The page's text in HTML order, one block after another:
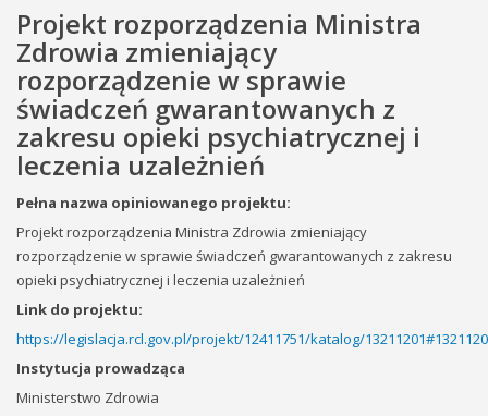
Projekt rozporządzenia Ministra
Zdrowia zmieniający
rozporządzenie w sprawie
świadczeń gwarantowanych z
zakresu opieki psychiatrycznej i
leczenia uzależnień
Pełna nazwa opiniowanego projektu:
Projekt rozporządzenia Ministra Zdrowia zmieniający
rozporządzenie w sprawie świadczeń gwarantowanych z zakresu
opieki psychiatrycznej i leczenia uzależnień
Link do projektu:
https://legislacja.rcl.gov.pl/projekt/12411751/katalog/
Instytucja prowadząca
Ministerstwo Zdrowia